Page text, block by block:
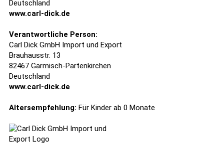
Deutschland
www.carl-dick.de
Verantwortliche Person:
Carl Dick GmbH Import und Export
Brauhausstr. 13
82467 Garmisch-Partenkirchen
Deutschland
www.carl-dick.de
Altersempfehlung: Für Kinder ab 0 Monate